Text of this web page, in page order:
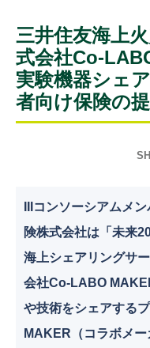
三井住友海上
式会社Co-
実験機器シェ
者向け保険の
IIIコンソーシアムメ
険株式会社は「未来
海上シェアリングサ
会社Co-LABO
や技術をシェアする
MAKER（コラボメ